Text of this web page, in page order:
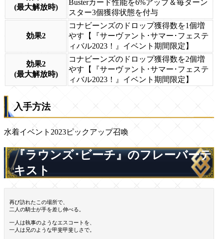
(最大解放時)
Busterカード性能を6%アップ＆毎ターン
スター3個獲得状態を付与
効果2
コナビーンズのドロップ獲得数を1個増
やす【『サーヴァント･サマー･フェステ
ィバル2023！』イベント期間限定】
効果2
(最大解放時)
コナビーンズのドロップ獲得数を2個増
やす【『サーヴァント･サマー･フェステ
ィバル2023！』イベント期間限定】
入手方法
水着イベント2023ピックアップ召喚
『ラウンズ･ビーチ』のフレーバーテ
キスト
再び訪れたこの場所で、
二人の騎士が手を差し伸べる。
一人は執事のようなエスコートを、
一人は兄のような甲斐甲斐しさで。